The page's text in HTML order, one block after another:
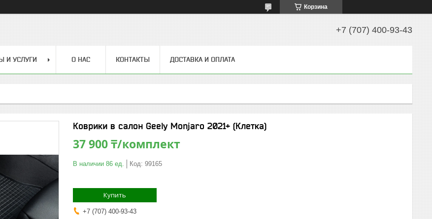
Корзина
+7 (707) 400-93-43
И УСЛУГИ О НАС КОНТАКТЫ ДОСТАВКА И ОПЛАТА
Коврики в салон Geely Monjaro 2021+ (Клетка)
37 900 ₸/комплект
В наличии 86 ед. Код: 99165
Купить
+7 (707) 400-93-43